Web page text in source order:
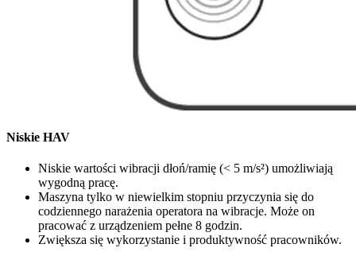
Niskie HAV
Niskie wartości wibracji dłoń/ramię (< 5 m/s²) umożliwiają
wygodną pracę.
Maszyna tylko w niewielkim stopniu przyczynia się do
codziennego narażenia operatora na wibracje. Może on
pracować z urządzeniem pełne 8 godzin.
Zwiększa się wykorzystanie i produktywność pracowników.